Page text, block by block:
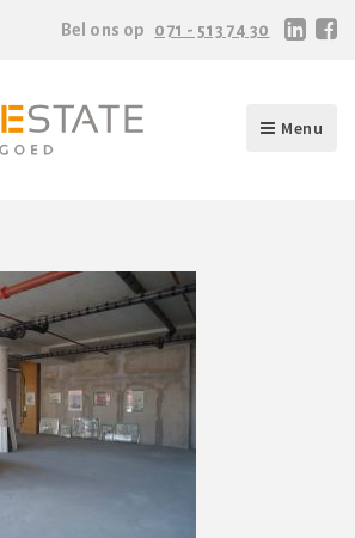
Bel ons op 071 - 513 74 30
Menu